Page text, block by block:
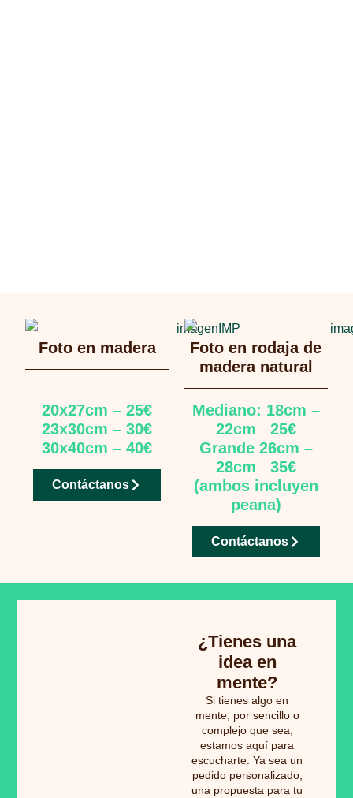
Foto en madera
20x27cm – 25€
23x30cm – 30€
30x40cm – 40€
Contáctanos
Foto en rodaja de
madera natural
Mediano: 18cm –
22cm 25€
Grande 26cm –
28cm 35€
(ambos incluyen
peana)
Contáctanos
¿Tienes una
idea en
mente?
Si tienes algo en
mente, por sencillo o
complejo que sea,
estamos aquí para
escucharte. Ya sea un
pedido personalizado,
una propuesta para tu